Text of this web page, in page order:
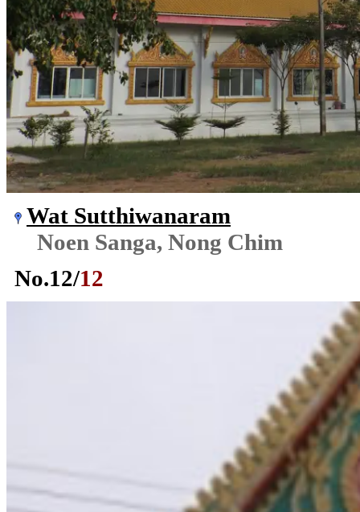
Wat Sutthiwanaram
Noen Sanga, Nong Chim
No.12/12